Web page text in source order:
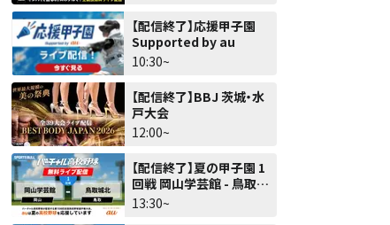
【配信終了】応援甲子園
Supported by au
10:30~
【配信終了】BBJ 茨城・水
戸大会
12:00~
【配信終了】夏の甲子園 1
回戦 岡山学芸館 - 鳥取城
北
13:30~